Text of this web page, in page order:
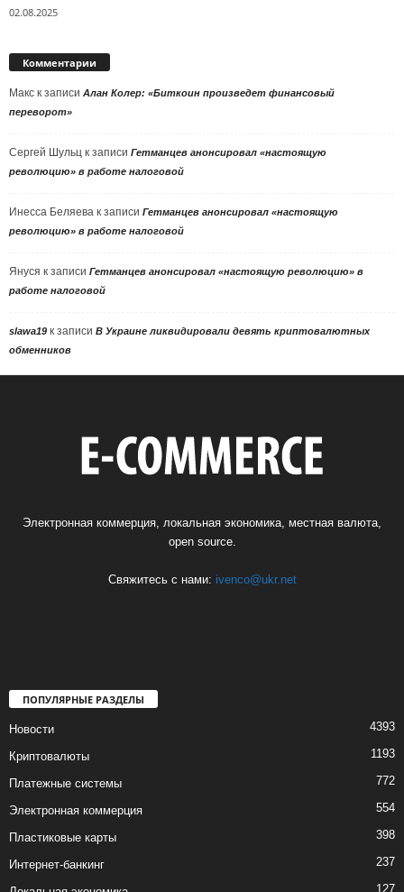
02.08.2025
Комментарии
Макс к записи Алан Колер: «Биткоин произведет финансовый
переворот»
Сергей Шульц к записи Гетманцев анонсировал «настоящую
революцию» в работе налоговой
Инесса Беляева к записи Гетманцев анонсировал «настоящую
революцию» в работе налоговой
Януся к записи Гетманцев анонсировал «настоящую революцию» в
работе налоговой
slawa19 к записи В Украине ликвидировали девять криптовалютных
обменников
Электронная коммерция, локальная экономика, местная валюта,
open source.
Свяжитесь с нами: ivenco@ukr.net
ПОПУЛЯРНЫЕ РАЗДЕЛЫ
Новости 4393
Криптовалюты 1193
Платежные системы 772
Электронная коммерция 554
Пластиковые карты 398
Интернет-банкинг 237
127